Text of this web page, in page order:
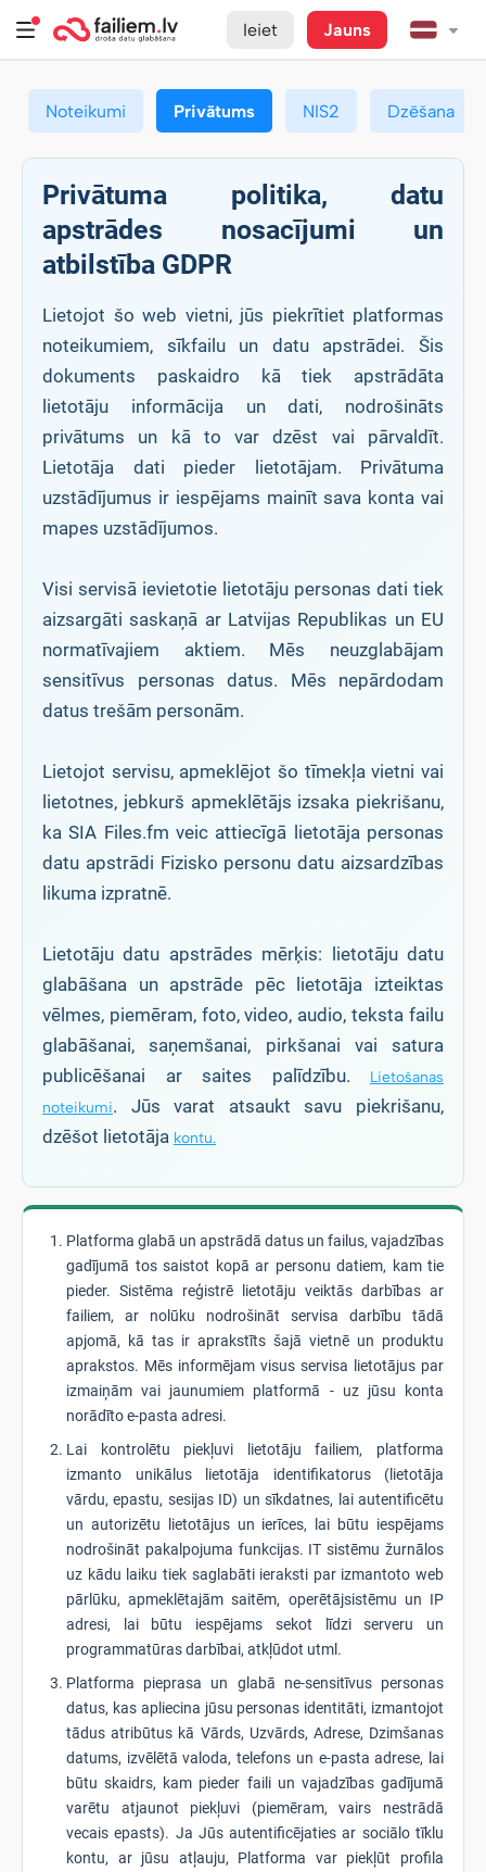
Ieiet Jauns
Noteikumi Privātums NIS2 Dzēšana
Privātuma politika, datu
apstrādes nosacījumi un
atbilstība GDPR
Lietojot šo web vietni, jūs piekrītiet platformas
noteikumiem, sīkfailu un datu apstrādei. Šis
dokuments paskaidro kā tiek apstrādāta
lietotāju informācija un dati, nodrošināts
privātums un kā to var dzēst vai pārvaldīt.
Lietotāja dati pieder lietotājam. Privātuma
uzstādījumus ir iespējams mainīt sava konta vai
mapes uzstādījumos.
Visi servisā ievietotie lietotāju personas dati tiek
aizsargāti saskaņā ar Latvijas Republikas un EU
normatīvajiem aktiem. Mēs neuzglabājam
sensitīvus personas datus. Mēs nepārdodam
datus trešām personām.
Lietojot servisu, apmeklējot šo tīmekļa vietni vai
lietotnes, jebkurš apmeklētājs izsaka piekrišanu,
ka SIA Files.fm veic attiecīgā lietotāja personas
datu apstrādi Fizisko personu datu aizsardzības
likuma izpratnē.
Lietotāju datu apstrādes mērķis: lietotāju datu
glabāšana un apstrāde pēc lietotāja izteiktas
vēlmes, piemēram, foto, video, audio, teksta failu
glabāšanai, saņemšanai, pirkšanai vai satura
publicēšanai ar saites palīdzību.
Lietošanas
noteikumi. Jūs varat atsaukt savu piekrišanu,
dzēšot lietotāja kontu.
Platforma glabā un apstrādā datus un failus, vajadzības
gadījumā tos saistot kopā ar personu datiem, kam tie
pieder. Sistēma reģistrē lietotāju veiktās darbības ar
failiem, ar nolūku nodrošināt servisa darbību tādā
apjomā, kā tas ir aprakstīts šajā vietnē un produktu
aprakstos. Mēs informējam visus servisa lietotājus par
izmaiņām vai jaunumiem platformā - uz jūsu konta
norādīto e-pasta adresi.
Lai kontrolētu piekļuvi lietotāju failiem, platforma
izmanto unikālus lietotāja identifikatorus (lietotāja
vārdu, epastu, sesijas ID) un sīkdatnes, lai autentificētu
un autorizētu lietotājus un ierīces, lai būtu iespējams
nodrošināt pakalpojuma funkcijas. IT sistēmu žurnālos
uz kādu laiku tiek saglabāti ieraksti par izmantoto web
pārlūku, apmeklētajām saitēm, operētājsistēmu un IP
adresi, lai būtu iespējams sekot līdzi serveru un
programmatūras darbībai, atkļūdot utml.
Platforma pieprasa un glabā ne-sensitīvus personas
datus, kas apliecina jūsu personas identitāti, izmantojot
tādus atribūtus kā Vārds, Uzvārds, Adrese, Dzimšanas
datums, izvēlētā valoda, telefons un e-pasta adrese, lai
būtu skaidrs, kam pieder faili un vajadzības gadījumā
varētu atjaunot piekļuvi (piemēram, vairs nestrādā
vecais epasts). Ja Jūs autentificējaties ar sociālo tīklu
kontu, ar jūsu atļauju, Platforma var piekļūt profila